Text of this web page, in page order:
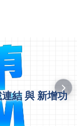
結 與 新增功